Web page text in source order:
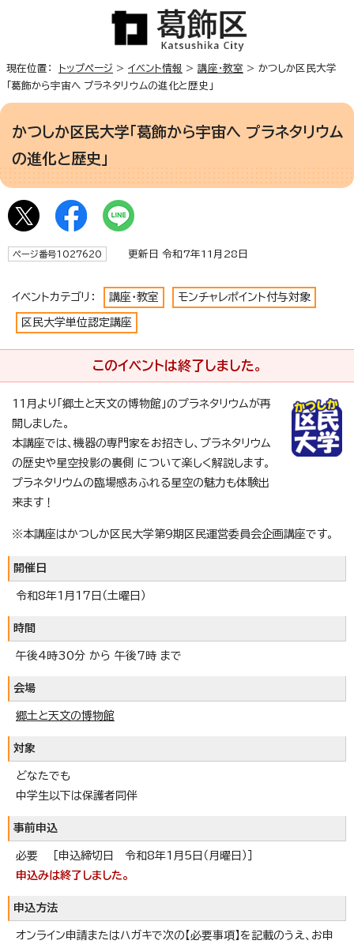
現在位置： トップページ > イベント情報 > 講座・教室 > かつしか区民大学
「葛飾から宇宙へ プラネタリウムの進化と歴史」
かつしか区民大学「葛飾から宇宙へ プラネタリウム
の進化と歴史」
ページ番号1027620 更新日 令和7年11月28日
イベントカテゴリ： 講座・教室 モンチャレポイント付与対象
区民大学単位認定講座
このイベントは終了しました。
11月より「郷土と天文の博物館」のプラネタリウムが再
開しました。
本講座では、機器の専門家をお招きし、プラネタリウム
の歴史や星空投影の裏側 について楽しく解説します。
プラネタリウムの臨場感あふれる星空の魅力も体験出
来ます！
※本講座はかつしか区民大学第9期区民運営委員会企画講座です。
開催日
令和8年1月17日（土曜日）
時間
午後4時30分 から 午後7時 まで
会場
郷土と天文の博物館
対象
どなたでも
中学生以下は保護者同伴
事前申込
必要 ［申込締切日 令和8年1月5日（月曜日）］
申込みは終了しました。
申込方法
オンライン申請またはハガキで次の【必要事項】を記載のうえ、お申